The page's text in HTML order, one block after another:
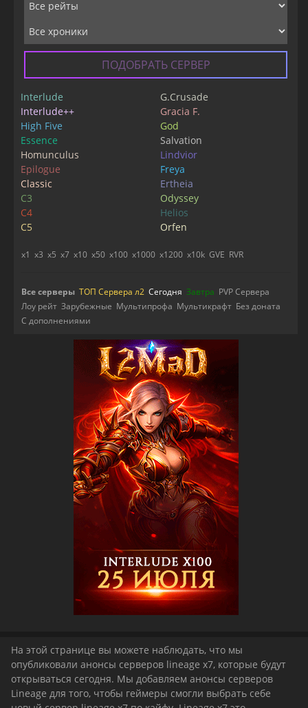
ПОДОБРАТЬ СЕРВЕР
Interlude
Interlude++
High Five
Essence
Homunculus
Epilogue
Classic
C3
C4
C5
G.Crusade
Gracia F.
God
Salvation
Lindvior
Freya
Ertheia
Odyssey
Helios
Orfen
x1 x3 x5 x7 x10 x50 x100 x1000 x1200 x10k GVE RVR
Все серверы ТОП Сервера л2 Сегодня Завтра PVP Сервера
Лоу рейт Зарубежные Мультипрофа Мультикрафт Без доната
С дополнениями
На этой странице вы можете наблюдать, что мы
опубликовали анонсы серверов lineage x7, которые будут
открываться сегодня. Мы добавляем анонсы серверов
Lineage для того, чтобы геймеры смогли выбрать себе